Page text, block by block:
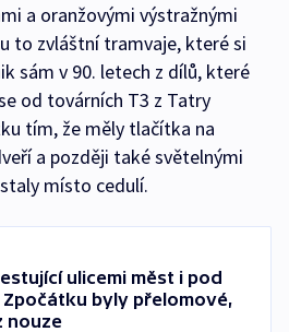
a oranžovými výstražnými
to zvláštní tramvaje, které si
sám v 90. letech z dílů, které
od továrních T3 z Tatry
tím, že měly tlačítka na
a později také světelnými
místo cedulí.
ulicemi měst i pod
Zpočátku byly přelomové,
nouze